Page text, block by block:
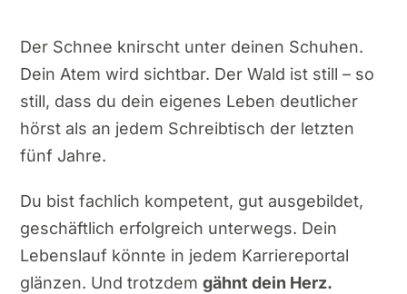
Der Schnee knirscht unter deinen Schuhen.
Dein Atem wird sichtbar. Der Wald ist still – so
still, dass du dein eigenes Leben deutlicher
hörst als an jedem Schreibtisch der letzten
fünf Jahre.
Du bist fachlich kompetent, gut ausgebildet,
geschäftlich erfolgreich unterwegs. Dein
Lebenslauf könnte in jedem Karriereportal
glänzen. Und trotzdemgähnt dein Herz.